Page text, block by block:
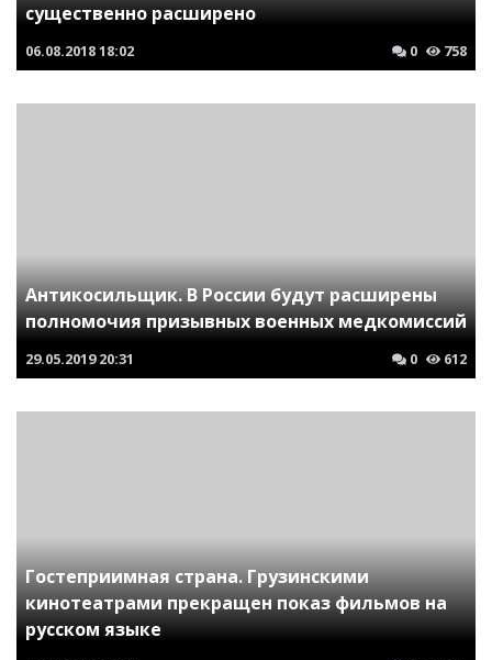
существенно расширено
06.08.201818:02 0 758
Антикосильщик. В России будут расширены
полномочия призывных военных медкомиссий
29.05.2019 20:31 0 612
Гостеприимная страна. Грузинскими
кинотеатрами прекращен показ фильмов на
русском языке